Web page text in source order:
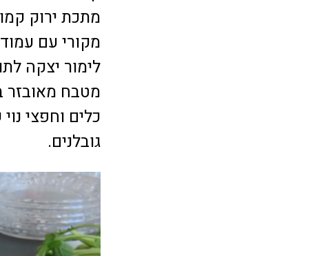
מתכת ירוק
מקורי עם
לימור יצקה
מטבח מאובזר
כלים וחפצי
גובלנים.